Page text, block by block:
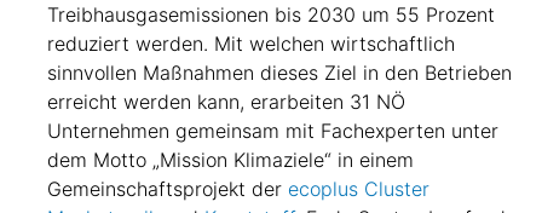
Treibhausgasemissionen bis 2030 um 55 Prozent
reduziert werden. Mit welchen wirtschaftlich
sinnvollen Maßnahmen dieses Ziel in den Betrieben
erreicht werden kann, erarbeiten 31 NÖ
Unternehmen gemeinsam mit Fachexperten unter
dem Motto „Mission Klimaziele“ in einem
Gemeinschaftsprojekt der ecoplus Cluster